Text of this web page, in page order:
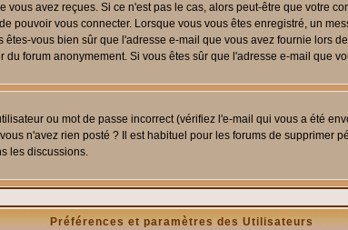
avez reçues. Si ce n'est pas le cas, alors peut-être que votre
pouvoir vous connecter. Lorsque vous vous êtes enregistré, un
vous bien sûr que l'adresse e-mail que vous avez fournie lors
forum anonymement. Si vous êtes sûr que l'adresse e-mail que
ou mot de passe incorrect (vérifiez l'e-mail qui vous a été
n'avez rien posté ? Il est habituel pour les forums de supprimer
les discussions.
Préférences et paramètres des Utilisateurs